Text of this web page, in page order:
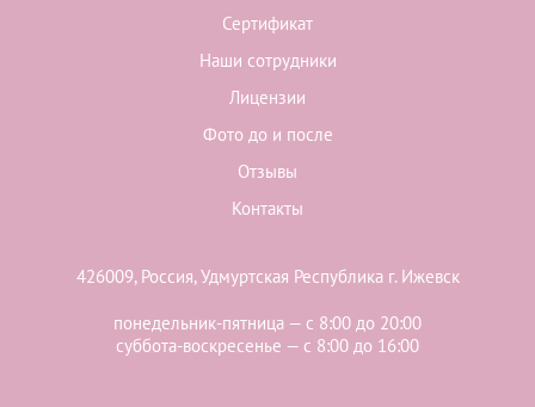
Сертификат
Наши сотрудники
Лицензии
Фото до и после
Отзывы
Контакты
426009, Россия, Удмуртская Республика г. Ижевск
понедельник-пятница — с 8:00 до 20:00
суббота-воскресенье — с 8:00 до 16:00